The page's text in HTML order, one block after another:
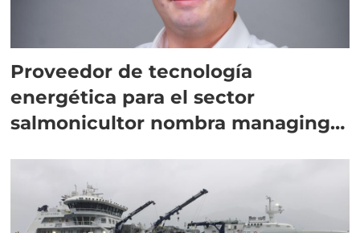
Proveedor de tecnología
energética para el sector
salmonicultor nombra managing